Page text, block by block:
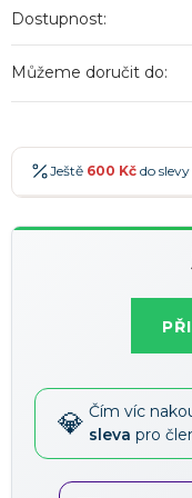
Dostupnost:
Můžeme doručit do:
Ještě 600 Kč do slevy
Čím víc
sleva pro